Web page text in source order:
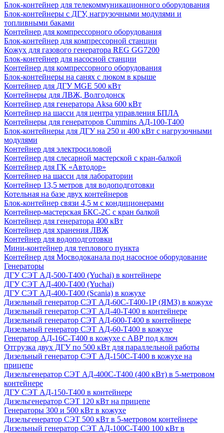
Блок-контейнер для телекоммуникационного оборудования
Блок-контейнеры с ДГУ, нагрузочными модулями и
топливными баками
Контейнер для компрессорного оборудования
Блок-контейнер для компрессорной станции
Кожух для газового генератора REG GG7200
Блок-контейнер для насосной станции
Контейнер для компрессорного оборудования
Блок-контейнеры на санях с люком в крыше
Контейнер для ДГУ MGE 500 кВт
Контейнеры для ЛВЖ, Волгодонск
Контейнер для генератора Aksa 600 кВт
Контейнер на шасси для центра управления БПЛА
Контейнеры для генераторов Cummins АД-100-Т400
Блок-контейнеры для ДГУ на 250 и 400 кВт с нагрузочными
модулями
Контейнер для электросиловой
Контейнер для слесарной мастерской с кран-балкой
Контейнер для ГК «Автодор»
Контейнер на шасси для лаборатории
Контейнер 13,5 метров для водоподготовки
Котельная на базе двух контейнеров
Блок-контейнер связи 4,5 м с кондиционерами
Контейнер-мастерская БКС-2С с кран балкой
Контейнер для генератора 400 кВт
Контейнер для хранения ЛВЖ
Контейнер для водоподготовки
Мини-контейнер для теплового пункта
Контейнер для Мосводоканала под насосное оборудование
Генераторы
ДГУ СЭТ АД-500-Т400 (Yuchai) в контейнере
ДГУ СЭТ АД-400-Т400 (Yuchai)
ДГУ СЭТ АД-400-Т400 (Scania) в кожухе
Дизельный генератор СЭТ АД-60С-Т400-1Р (ЯМЗ) в кожухе
Дизельный генератор СЭТ АД-40-Т400 в контейнере
Дизельный генератор СЭТ АД-600-Т400 в контейнере
Дизельный генератор СЭТ АД-60-Т400 в кожухе
Генератор АД-16С-Т400 в кожухе с АВР под ключ
Отгрузка двух ДГУ по 500 кВт для параллельной работы
Дизельный генератор СЭТ АД-150С-Т400 в кожухе на
прицепе
Дизельгенератор СЭТ АД-400С-Т400 (400 кВт) в 5-метровом
контейнере
ДГУ СЭТ АД-150-Т400 в контейнере
Дизельгенератор СЭТ 120 кВт на прицепе
Генераторы 300 и 500 кВт в кожухе
Дизельгенератор СЭТ 500 кВт в 5-метровом контейнере
Дизельный генератор СЭТ АД-100С-Т400 100 кВт в